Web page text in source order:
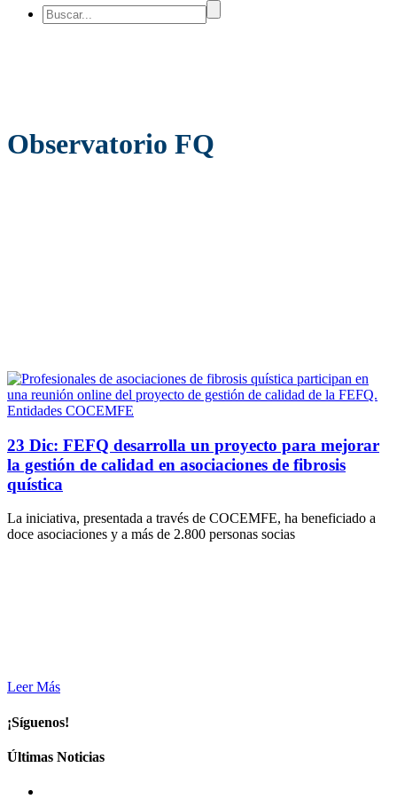
Observatorio FQ
Entidades COCEMFE
23 Dic: FEFQ desarrolla un proyecto para mejorar
la gestión de calidad en asociaciones de fibrosis
quística
La iniciativa, presentada a través de COCEMFE, ha beneficiado a
doce asociaciones y a más de 2.800 personas socias
Leer Más
¡Síguenos!
Últimas Noticias